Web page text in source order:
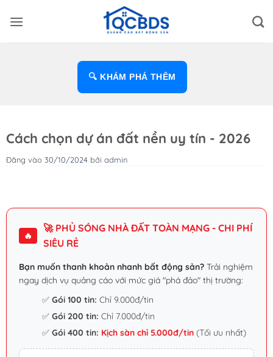
qua
🔍 KHÁM PHÁ THÊM
Cách chọn dự án đất nền uy tín - 2026
Đăng vào 30/10/2024 bởi admin
🔥
🚀 PHỦ SÓNG NHÀ ĐẤT TOÀN MẠNG - CHI PHÍ
SIÊU RẺ
Bạn muốn thanh khoản nhanh bất động sản? Trải nghiệm
ngay dịch vụ quảng cáo với mức giá "phá đảo" thị trường:
✅Gói 100 tin: Chỉ 9.000đ/tin
✅Gói 200 tin: Chỉ 7.000đ/tin
✅Gói 400 tin: Kịch sàn chỉ 5.000đ/tin (Tối ưu nhất)